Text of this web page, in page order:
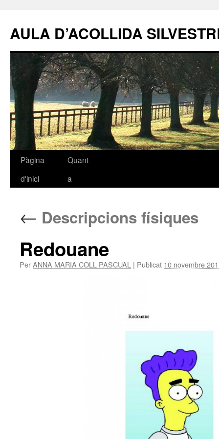
AULA D’ACOLLIDA
Vés
Pàgina
d'inici
Quant
a
← Descripcions físiques
Redouane
PerANNA MARIA COLL PASCUAL | Publicat 10 novembre